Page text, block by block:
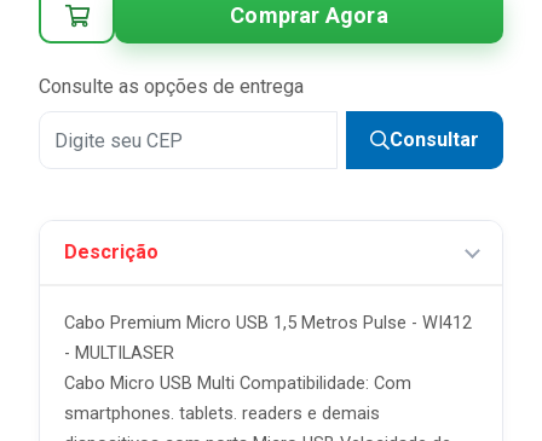
Comprar Agora
Consulte as opções de entrega
Consultar
Descrição
Cabo Premium Micro USB 1,5 Metros Pulse - WI412
- MULTILASER
Cabo Micro USB Multi Compatibilidade: Com
smartphones. tablets. readers e demais